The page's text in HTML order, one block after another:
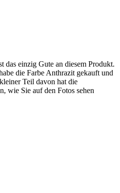
das einzig Gute an diesem Produkt.
die Farbe Anthrazit gekauft und
Teil davon hat die
wie Sie auf den Fotos sehen